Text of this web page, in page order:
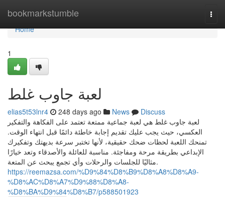
bookmarkstumble
Home
Home
1
لعبة جاوب غلط
elias5t53lnr4 248 days ago News
Discuss
لعبة جاوب غلط هي لعبة جماعية ممتعة تعتمد على الفكاهة والتفكير
العكسي، حيث يجب عليك تقديم إجابة خاطئة دائمًا قبل انتهاء الوقت.
تمنحك اللعبة لحظات ضحك حقيقية، لأنها تختبر سرعة بديهتك وتفكيرك
الإبداعي بطريقة مرحة ومفاجئة. مناسبة للعائلة والأصدقاء وتعد خيارًا
مثاليًا للجلسات والرحلات وأي تجمع يبحث عن المتعة.
https://reemazsa.com/%D9%84%D8%B9%D8%A8%D8%A9-
%D8%AC%D8%A7%D9%88%D8%A8-
%D8%BA%D9%84%D8%B7/p588501923